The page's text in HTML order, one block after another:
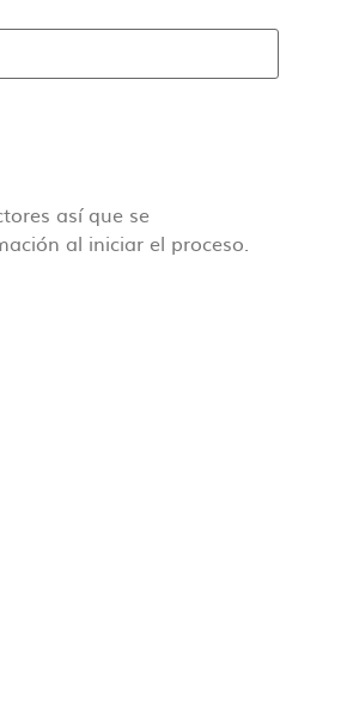
así que se
al iniciar el proceso.